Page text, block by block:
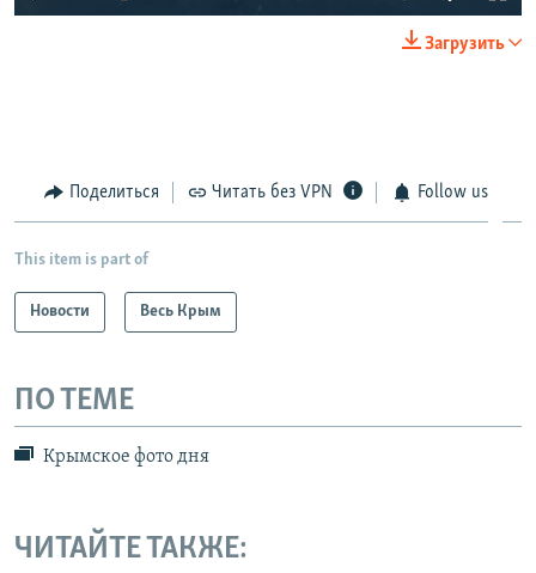
270p
Загрузить
Поделиться Читать без VPN Follow us
This item is part of
Новости Весь Крым
ПО ТЕМЕ
Крымское фото дня
ЧИТАЙТЕ ТАКЖЕ: